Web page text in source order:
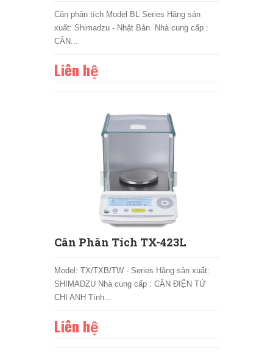
Cân phân tích Model BL Series Hãng sản
xuất: Shimadzu - Nhật Bản Nhà cung cấp :
CÂN...
Liên hệ
Cân Phân Tích TX-423L
Model: TX/TXB/TW - Series Hãng sản xuất:
SHIMADZU Nhà cung cấp : CÂN ĐIỆN TỬ
CHI ANH Tính...
Liên hệ